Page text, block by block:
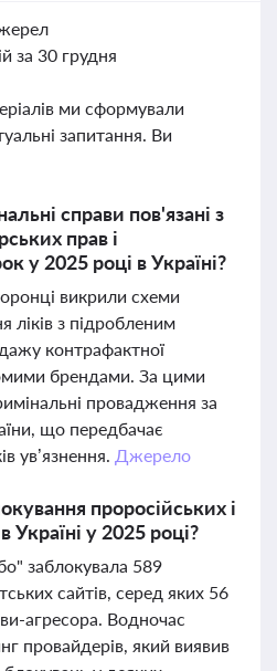
за 30 грудня
ми сформували
запитання. Ви
справи пов'язані з
прав і
у 2025 році в Україні?
викрили схеми
ліків з підробленим
контрафактної
брендами. За цими
провадження за
що передбачає
ув’язнення. Джерело
проросійських і
Україні у 2025 році?
заблокувала 589
сайтів, серед яких 56
агресора. Водночас
провайдерів, який виявив